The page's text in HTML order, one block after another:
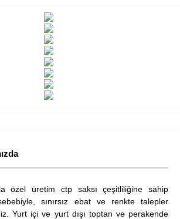
özel üretim ctp saksı çeşitliliğine sahip
sınırsız ebat ve renkte talepler
Yurt içi ve yurt dışı toptan ve perakende